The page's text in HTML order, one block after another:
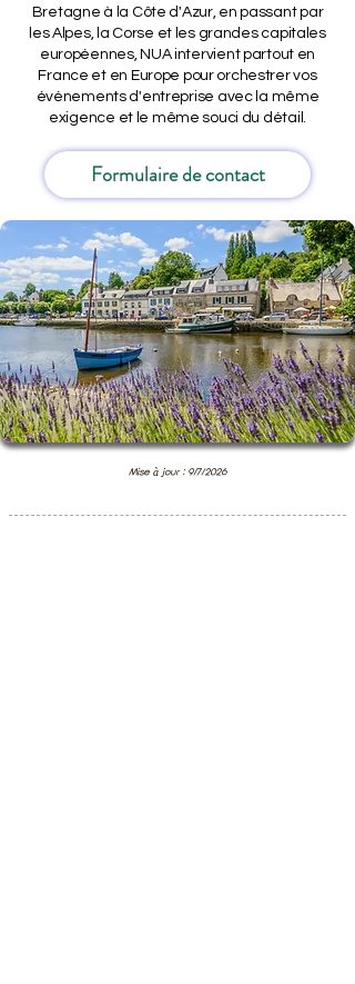
Bretagne à la Côte d'Azur, en passant par
les Alpes, la Corse et les grandes capitales
européennes, NUA intervient partout en
France et en Europe pour orchestrer vos
événements d'entreprise avec la même
exigence et le même souci du détail.
Formulaire de contact
Mise à jour : 9/7/2026